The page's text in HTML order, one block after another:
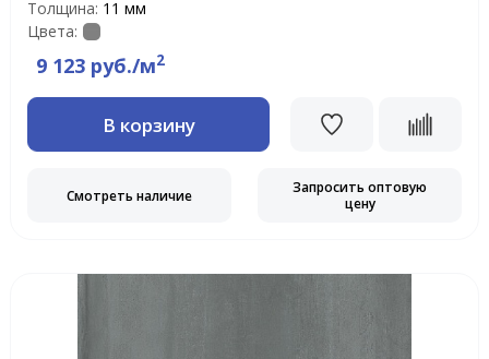
Толщина: 11 мм
Цвета:
9 123 руб./м2
В корзину
Смотреть наличие
Запросить оптовую
цену